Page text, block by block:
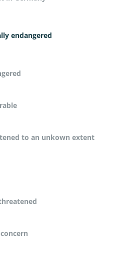
endangered
to an unkown extent